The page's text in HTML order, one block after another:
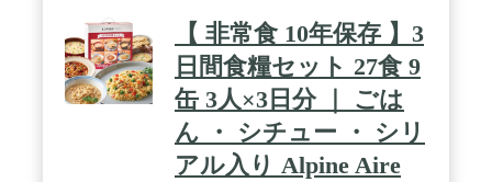
【 非常食 10年保存 】3
日間食糧セット 27食 9
缶 3人×3日分 ｜ ごは
ん ・ シチュー ・ シリ
アル入り Alpine Aire